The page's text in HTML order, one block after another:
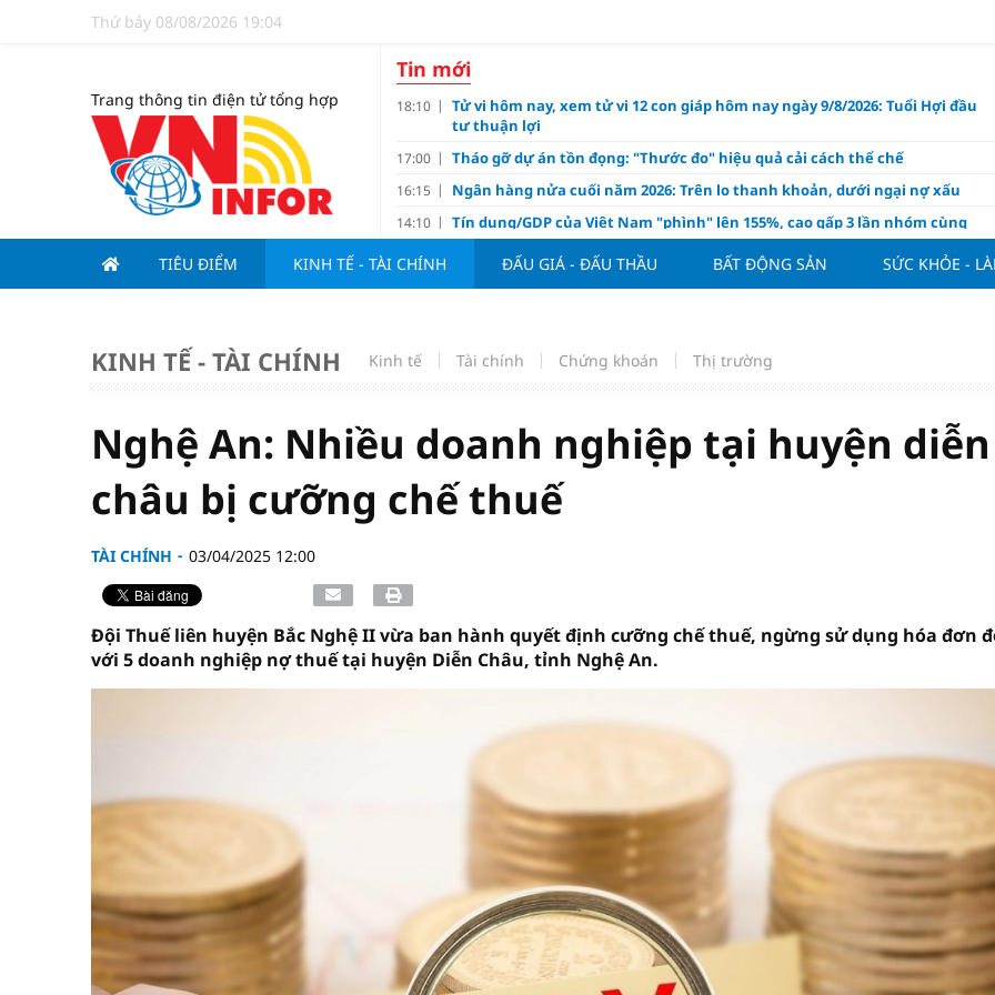
Thứ bảy 08/08/2026 19:04
Trang thông tin điện tử tổng hợp
Tin mới
18:10
Tử vi hôm nay, xem tử vi 12 con giáp hôm nay ngày 9/8/2026: Tuổi Hợi đầu
tư thuận lợi
17:00 Tháo gỡ dự án tồn đọng: "Thước đo" hiệu quả cải cách thể chế
16:15 Ngân hàng nửa cuối năm 2026: Trên lo thanh khoản, dưới ngại nợ xấu
14:10
Tín dụng/GDP của Việt Nam "phình" lên 155%, cao gấp 3 lần nhóm cùng
hạng
11:00 Đồng Tháp: Đấu giá 58.965 m² đất và nhà xưởng tại xã Tân Hồng
10:23 Giá vàng hôm nay 8/8: Vàng thế giới "nhảy vọt"
09:00 Các cổ phiếu IPO có được phân bổ dòng vốn mới từ nâng hạng thị trường?
Lợi ích của nước chanh gừng
07:00 Nới trần tiền gửi Kho bạc Nhà nước: Không chỉ 4 ngân hàng được lợi
TIÊU ĐIỂM KINH TẾ - TÀI CHÍNH ĐẤU GIÁ - ĐẤU THẦU BẤT ĐỘNG SẢN SỨC KHỎE -
KINH TẾ - TÀI CHÍNH Kinh tế Tài chính Chứng khoán Thị trường
Nghệ An: Nhiều doanh nghiệp tại huyện diễn
châu bị cưỡng chế thuế
TÀI CHÍNH 03/04/2025 12:00
Đội Thuế liên huyện Bắc Nghệ II vừa ban hành quyết định cưỡng chế thuế, ngừng sử dụng hóa đơn
với 5 doanh nghiệp nợ thuế tại huyện Diễn Châu, tỉnh Nghệ An.